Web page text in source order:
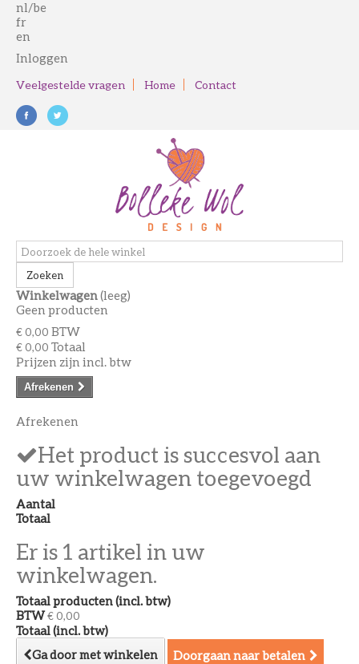
nl/be
fr
en
Inloggen
Veelgestelde vragen Home Contact
Zoeken
Winkelwagen(leeg)
Geen producten
€ 0,00 BTW
€ 0,00 Totaal
Prijzen zijn incl. btw
Afrekenen
Afrekenen
Het product is succesvol aan
uw winkelwagen toegevoegd
Aantal
Totaal
Er is 1 artikel in uw
winkelwagen.
Totaal producten (incl. btw)
BTW€ 0,00
Totaal (incl. btw)
Ga door met winkelen
Doorgaan naar betalen